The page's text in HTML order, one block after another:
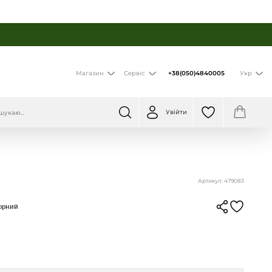
Магазин Сервіс +38(050)4840005 Укр
Увійти
Артикул: 479083